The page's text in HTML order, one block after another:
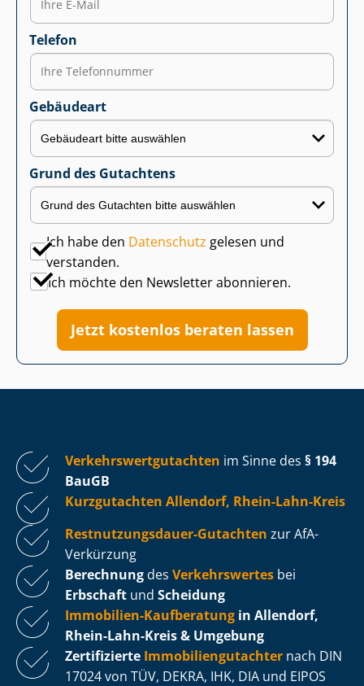
Telefon
Gebäudeart
Grund des Gutachtens
Ich habe den Datenschutz gelesen und
verstanden.
Ich möchte den Newsletter abonnieren.
Jetzt kostenlos beraten lassen
Ver­kehrs­wert­gut­ach­ten im Sinne des § 194
BauGB
Kurzgutachten Allendorf, Rhein-Lahn-Kreis
Rest­nut­zungs­dau­er-Gutachten zur AfA-
Verkürzung
Berechnung des Verkehrswertes bei
Erbschaft und Scheidung
Immobilien-Kaufberatung in Allendorf,
Rhein-Lahn-Kreis & Umgebung
Zertifizierte Im­mo­bi­li­en­gut­ach­ter nach DIN
17024 von TÜV, DEKRA, IHK, DIA und EIPOS